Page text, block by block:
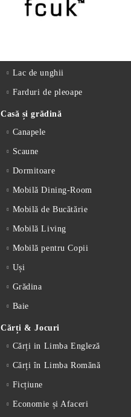
Lac de unghii
Farduri de pleoape
Casă și grădină
Canapele
Scaune
Dormitoare
Mobilă Dining-Room
Mobilă de Bucătărie
Mobilă Living
Mobilă pentru Copii
Uși
Grădina
Baie
Cărți & Jocuri
Cărți in Limba Engleză
Cărți în Limba Romănă
Ficțiune
Economie și Afaceri